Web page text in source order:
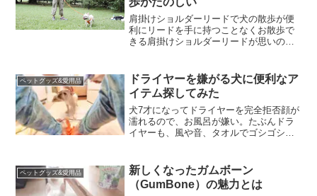
肩掛けショルダーリードで犬の散歩が便
利にリードを手に持つことなくお散歩で
きる肩掛けショルダーリードが思いのほ
いるので完全に手ぶらでお散歩すること
が出来るようになって以下...
ペットグッズ&愛用品
ドライヤーを嫌がる犬に便利なア
イテム探してみた
犬7才になってドライヤーを完全拒否顔が
濡れるので、お風呂が嫌い。たぶんドラ
イヤーも、風や音、タオルでゴシゴシ拭
ようにと気を配って、ご褒美アイテムを
用意して、苦手な時間を...
ペットグッズ&愛用品
新しくなったガムボーン
（GumBone）の魅力とは